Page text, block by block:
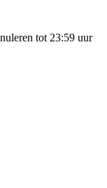
tot 23:59 uur